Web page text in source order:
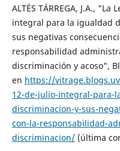
ALTÉS TÁRREGA, J.A.,
integral para la igualdad
sus negativas
responsabilidad
discriminación y acoso",
en https://
12-de-julio-integral-para-
discriminacion-y-sus-
con-la-responsabilidad-
discriminacion/(última